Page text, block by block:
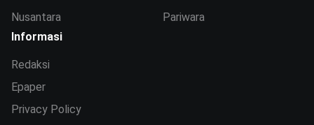
Nusantara
Pariwara
Informasi
Redaksi
Epaper
Privacy Policy